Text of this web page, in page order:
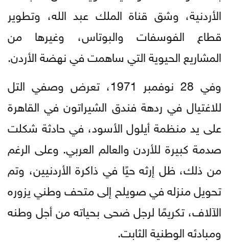
الأردنية، وشق قناة الملك عبد الله، وتطوير
قطاع الفوسفات والبوتاس، وغيرها من
المشاريع الحيوية التي ساهمت في نهضة الأردن.
وفي 28 نوفمبر 1971، تعرض وصفي التل
للاغتيال في ردهة فندق الشيراتون في القاهرة
على يد منظمة أيلول الأسود، في حادثة شكلت
صدمة كبيرة للأردن والعالم العربي. وعلى الرغم
من ذلك، ظل إرثه حيًا في ذاكرة الأردنيين، وتم
تحويل منزله في صويلح إلى متحف وطني يزوره
الآلاف، تكريمًا لرجل ضحى بحياته من أجل وطنه
ومبادئه الوطنية الثابت.